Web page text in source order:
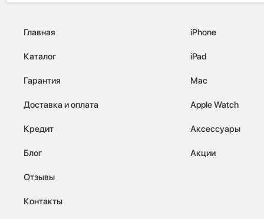
Главная
Каталог
Гарантия
Доставка и оплата
Кредит
Блог
Отзывы
Контакты
iPhone
iPad
Mac
Apple Watch
Аксессуары
Акции